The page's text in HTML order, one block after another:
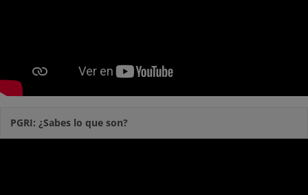
PGRI: ¿Sabes lo que son?